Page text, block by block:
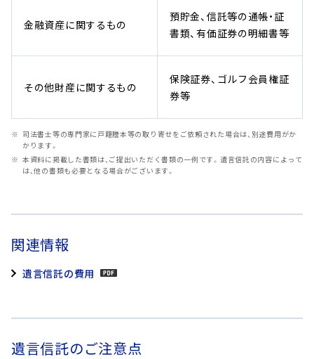
金融資産に関するもの
預貯金、信託等の通帳・証
書類、有価証券の明細書等
その他財産に関するもの
保険証券、ゴルフ会員権証
券等
司法書士等の専門家に戸籍謄本等の取り寄せをご依頼された場合は、別途費用がか
かります。
本資料に掲載した書類は、ご提出いただく書類の一例です。遺言信託の内容によって
は、他の書類も必要となる場合がございます。
関連情報
遺言信託の費用
遺言信託のご注意点